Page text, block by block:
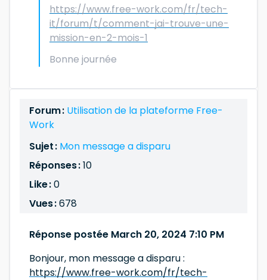
https://www.free-work.com/fr/tech-
it/forum/t/comment-jai-trouve-une-
mission-en-2-mois-1
Bonne journée
Forum : Utilisation de la plateforme Free-
Work
Sujet : Mon message a disparu
Réponses :10
Like :0
Vues :678
Réponse postée March 20, 2024 7:10 PM
Bonjour, mon message a disparu :
https://www.free-work.com/fr/tech-